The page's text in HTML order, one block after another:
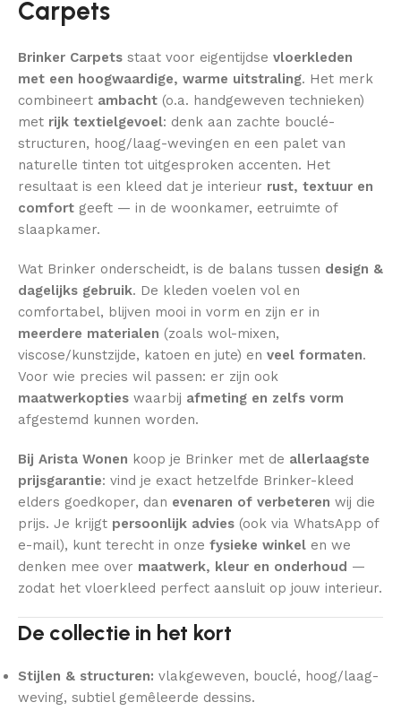
Carpets
Brinker Carpets staat voor eigentijdse vloerkleden
met een hoogwaardige, warme uitstraling. Het merk
combineert ambacht (o.a. handgeweven technieken)
met rijk textielgevoel: denk aan zachte bouclé-
structuren, hoog/laag-wevingen en een palet van
naturelle tinten tot uitgesproken accenten. Het
resultaat is een kleed dat je interieur rust, textuur en
comfort geeft — in de woonkamer, eetruimte of
slaapkamer.
Wat Brinker onderscheidt, is de balans tussen design &
dagelijks gebruik. De kleden voelen vol en
comfortabel, blijven mooi in vorm en zijn er in
meerdere materialen (zoals wol-mixen,
viscose/kunstzijde, katoen en jute) en veel formaten.
Voor wie precies wil passen: er zijn ook
maatwerkopties waarbij afmeting en zelfs vorm
afgestemd kunnen worden.
Bij Arista Wonen koop je Brinker met de allerlaagste
prijsgarantie: vind je exact hetzelfde Brinker-kleed
elders goedkoper, dan evenaren of verbeteren wij die
prijs. Je krijgt persoonlijk advies (ook via WhatsApp of
e-mail), kunt terecht in onze fysieke winkel en we
denken mee over maatwerk, kleur en onderhoud —
zodat het vloerkleed perfect aansluit op jouw interieur.
De collectie in het kort
Stijlen & structuren: vlakgeweven, bouclé, hoog/laag-
weving, subtiel gemêleerde dessins.